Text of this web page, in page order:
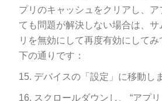
プリのキャッシュをクリアし、ア
ても問題が解決しない場合は、
リを無効にして再度有効にして
下の通りです：
デバイスの「設定」に移動し
スクロールダウンし、 “アプリ